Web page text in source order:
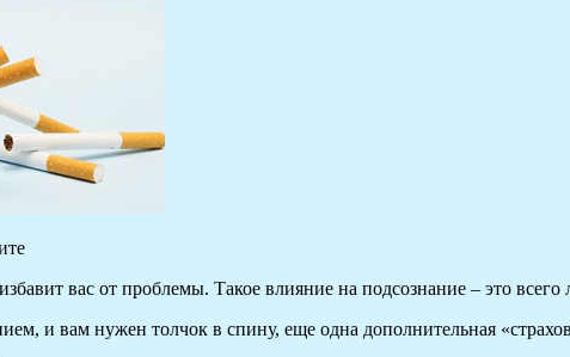
вас от проблемы. Такое влияние на подсознание – это
и вам нужен толчок в спину, еще одна дополнительная